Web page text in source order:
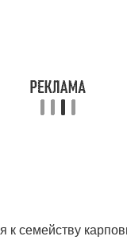
к семейству